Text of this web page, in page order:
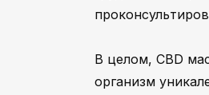
В целом, CBD
организм